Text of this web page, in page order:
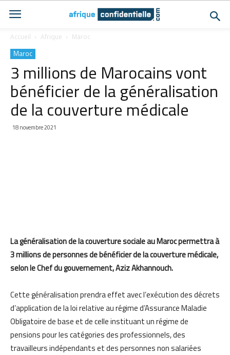
Accueil Afrique Maroc
Maroc
3 millions de Marocains vont
bénéficier de la généralisation
de la couverture médicale
18 novembre 2021
La généralisation de la couverture sociale au Maroc permettra à
3 millions de personnes de bénéficier de la couverture médicale,
selon le Chef du gouvernement, AzizAkhannouch.
Cette généralisation prendra effet avec l’exécution des décrets
d’application de la loi relative au régime d’Assurance Maladie
Obligatoire de base et de celle instituant un régime de
pensions pour les catégories des professionnels, des
travailleurs indépendants et des personnes non salariées